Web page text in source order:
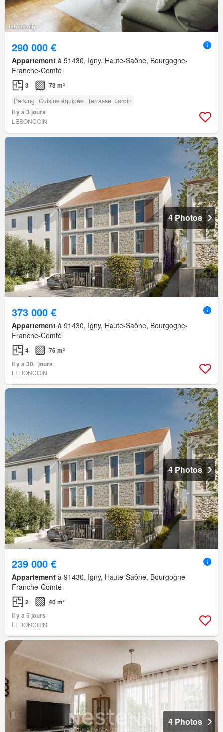
290 000 €
Appartement à 91430, Igny, Haute-Saône, Bourgogne-
Franche-Comté
3 73 m²
Parking Cuisine équipée Terrasse Jardin
Il y a 3 jours
LEBONCOIN
4 Photos
373 000 €
Appartement à 91430, Igny, Haute-Saône, Bourgogne-
Franche-Comté
4
76 m²
Il y a 30+ jours
LEBONCOIN
4 Photos
239 000 €
Appartement à 91430, Igny, Haute-Saône, Bourgogne-
Franche-Comté
2
40 m²
Il y a 5 jours
LEBONCOIN
4 Photos